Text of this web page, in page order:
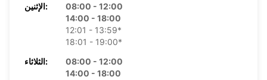
الإثنين:
08:00 - 12:00
14:00 - 18:00
12:01 - 13:59*
18:01 - 19:00*
الثلاثاء:
08:00 - 12:00
14:00 - 18:00